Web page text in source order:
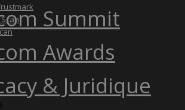
Summit
Awards
& Juridique